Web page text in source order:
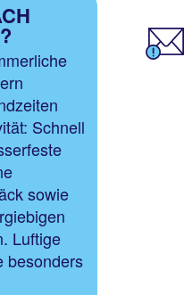
Schnell
sowie
Luftige
besonders